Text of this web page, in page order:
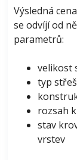
Výsledná
se odvíjí od
parametrů:
velikost
typ
rozsah
stav
vrstev